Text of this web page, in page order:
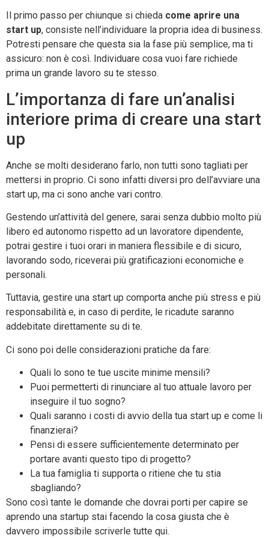
Il primo passo per chiunque si chieda come aprire una
start up, consiste nell’individuare la propria idea di business.
Potresti pensare che questa sia la fase più semplice, ma ti
assicuro: non è così. Individuare cosa vuoi fare richiede
prima un grande lavoro su te stesso.
L’importanza di fare un’analisi
interiore prima di creare una start
up
Anche se molti desiderano farlo, non tutti sono tagliati per
mettersi in proprio. Ci sono infatti diversi pro dell’avviare una
start up, ma ci sono anche vari contro.
Gestendo un’attività del genere, sarai senza dubbio molto più
libero ed autonomo rispetto ad un lavoratore dipendente,
potrai gestire i tuoi orari in maniera flessibile e di sicuro,
lavorando sodo, riceverai più gratificazioni economiche e
personali.
Tuttavia, gestire una start up comporta anche più stress e più
responsabilità e, in caso di perdite, le ricadute saranno
addebitate direttamente su di te.
Ci sono poi delle considerazioni pratiche da fare:
Quali lo sono te tue uscite minime mensili?
Puoi permetterti di rinunciare al tuo attuale lavoro per
inseguire il tuo sogno?
Quali saranno i costi di avvio della tua start up e come li
finanzierai?
Pensi di essere sufficientemente determinato per
portare avanti questo tipo di progetto?
La tua famiglia ti supporta o ritiene che tu stia
sbagliando?
Sono così tante le domande che dovrai porti per capire se
aprendo una startup stai facendo la cosa giusta che è
davvero impossibile scriverle tutte qui.